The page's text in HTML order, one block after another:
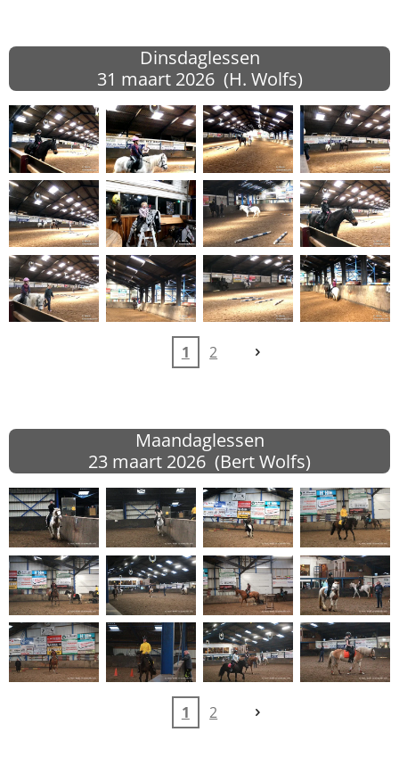
Dinsdaglessen
31 maart 2026 (H. Wolfs)
1 2
Maandaglessen
23 maart 2026 (Bert Wolfs)
1 2